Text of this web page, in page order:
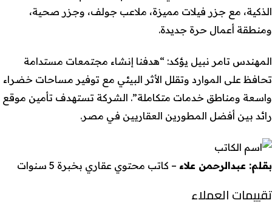
الذكية، مع جزر فيلات مميزة، ملاعب جولف، وجزر صحية،
ومنطقة أعمال حرة جديدة.
المهندس تامر نبيل يؤكد: “هدفنا إنشاء مجتمعات مستدامة
تحافظ على الموارد وتقلل الأثر البيئي مع توفير مساحات خضراء
واسعة ومناطق خدمات متكاملة”. الشركة تستهدف تأمين موقع
رائد بين أفضل المطورين العقاريين في مصر.
بقلم: عبدالرحمن علاء – كاتب محتوي عقاري بخبرة 5 سنوات
تقييمات العملاء